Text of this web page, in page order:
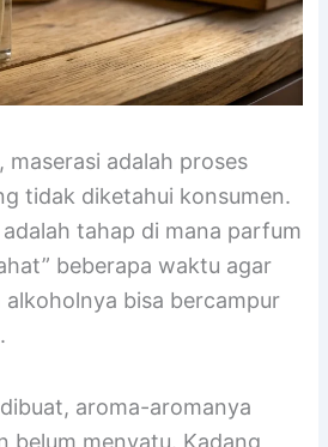
adalah proses
tidak diketahui konsumen.
tahap di mana parfum
beberapa waktu agar
bisa bercampur
aroma-aromanya
belum menyatu. Kadang